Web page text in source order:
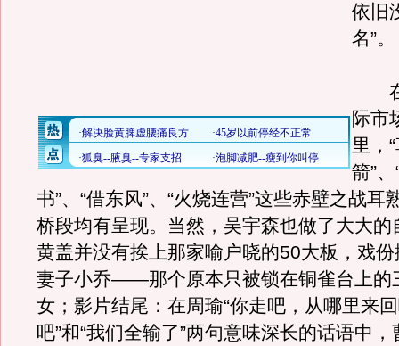
依旧
名”。
在
际市
里，
箭”
书”、“借东风”、“火烧连营”这些赤壁之战耳
桥段均有呈现。当然，吴宇森也做了大大的
黄盖并没有挨上那家喻户晓的50大板，戏
妻子小乔——那个原本只被锁在铜雀台上的
女；影片结尾：在周瑜“你走吧，从哪里来
吧”和“我们全输了”两句意味深长的话语中